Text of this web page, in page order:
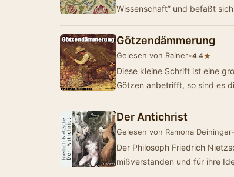
Wissenschaft” und befaßt
Götzendämmerung
Gelesen von Rainer•4.4★
Diese kleine Schrift ist eine
Götzen anbetrifft, so sind es
Der Antichrist
Gelesen von Ramona
Der Philosoph Friedrich
mißverstanden und für ihre